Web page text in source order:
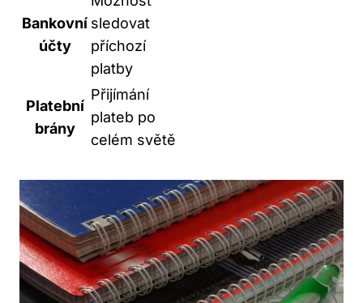
Bankovní
účty
sledovat
příchozí
platby
Platební
brány
Přijímání
plateb po
celém světě